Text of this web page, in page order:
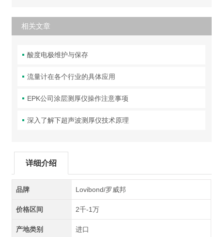
相关文章
酸度电极维护与保存
流量计在各个行业的具体应用
EPK公司涂层测厚仪操作注意事项
深入了解下超声波测厚仪技术原理
详细介绍
品牌 Lovibond/罗威邦
价格区间 2千-1万
产地类别 进口